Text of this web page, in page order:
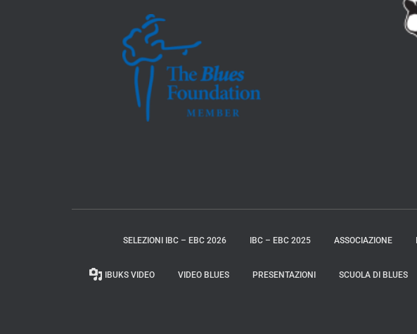
SELEZIONI IBC – EBC 2026 IBC – EBC 2025 ASSOCIAZIONE
IBUKS VIDEO VIDEO BLUES PRESENTAZIONI SCUOLA DI BLUES